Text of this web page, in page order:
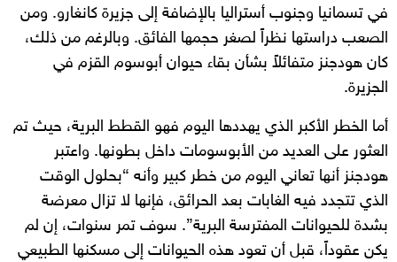
في تسمانيا وجنوب أستراليا بالإضافة إلى جزيرة كانغارو. ومن
الصعب دراستها نظراً لصغر حجمها الفائق. وبالرغم من ذلك،
كان هودجنز متفائلاً بشأن بقاء حيوان أبوسوم القزم في
الجزيرة.
أما الخطر الأكبر الذي يهددها اليوم فهو القطط البرية، حيث تم
العثور على العديد من الأبوسومات داخل بطونها. واعتبر
هودجنز أنها تعاني اليوم من خطر كبير وأنه “بحلول الوقت
الذي تتجدد فيه الغابات بعد الحرائق، فإنها لا تزال معرضة
بشدة للحيوانات المفترسة البرية”. سوف تمر سنوات، إن لم
يكن عقوداً، قبل أن تعود هذه الحيوانات إلى مسكنها الطبيعي